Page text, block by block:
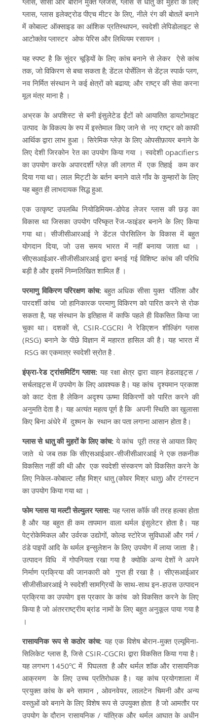
ग्लास, ग्लास इलेक्ट्रोड पीएच मीटर के लिए, नीले रंग की बोतलें बनाने
में कोबाल्ट ऑक्साइड का आंशिक प्रतिस्थापन, स्वदेशी लेपिडोलाइट से
आटोक्लेव प्लास्टर ओफ पेरिस और लिथियम रसायन ।
यह स्पष्ट है कि सुंदर चूड़ियों के लिए कांच बनाने से लेकर ऐसे कांच
तक, जो विकिरण से बचा सकता है; डेंटल पोर्सेलिन से डेंट्ल स्पार्क प्लग,
नव निर्मित संस्थान ने कई क्षेत्रों को बढाया; और राष्ट्र की सेवा करना
मूल मंत्र माना है ।
अभ्रक के अपशिस्ट से बनी इंसुलेटेड ईंटों को आयातित डायटोमाइट
उत्पाद के विकल्प के रुप में इस्तेमाल किए जाने से नए राष्ट्र को काफी
आर्थिक द्वारा लाभ हुआ । सिरेमिक ग्लेज़ के लिए ओपसीफ़ायर बनाने के
लिए देशी जिरकोन रेत का उपयोग किया गया । स्वदेशी opacifiers
का उपयोग करके अपारदर्शी ग्लेज़ की लागत में एक तिहाई कम कर
दिया गया था। लाल मिट्टी के बर्तन बनाने वाले गाँव के कुम्हारों के लिए
यह बहुत ही लाभदायक सिद्ध हुआ.
एक उत्कृष्ट उपलब्धि नियोडिमियम-डोपेड लेजर ग्लास की छड़ का
विकास था जिसका उपयोग परिष्कृत रेंज-फाइंडर बनाने के लिए किया
गया था। सीजीसीआरआई ने डेंटल पोरसिलिन के विकास में बहुत
योगदान दिया, जो उस समय भारत में नहीं बनाया जाता था ।
सीएसआईआर-सीजीसीआरआई द्वारा बनाई गई विशिष्ट कांच की परिधि
बड़ी है और इसमें निम्नलिखित शामिल हैं ।
परमाणु विकिरण परिरक्षण कांच: बहुत अधिक सीसा युक्त पॉलिश और
पारदर्शी कांच जो हानिकारक परमाणु विकिरण को पारित करने से रोक
सकता है, यह संस्थान के इतिहास में काफि पहले ही विकसित किया जा
चुका था। दशकों से, CSIR-CGCRI ने रेडिएशन शील्डिंग ग्लास
(RSG) बनाने के पीछे विज्ञान में महारत हासिल की है। यह भारत में
RSG का एकमात्र स्वदेशी स्रोत है .
इंफ्रा-रेड ट्रांसमिटिंग ग्लास: यह रक्षा क्षेत्र द्वारा वाहन हेडलाइट्स /
सर्चलाइट्स में उपयोग के लिए आवश्यक है। यह कांच दृश्यमान प्रकाश
को काट देता है लेकिन अदृश्य ऊष्मा विकिरणों को पारित करने की
अनुमति देता है। यह अत्यंत महत्व पूर्ण है कि अपनी स्थिति का खुलासा
किए बिना अंधेरे में दुश्मन के स्थान का पता लगाना आसान होता है।
ग्लास से धातु की मुहरों के लिए कांच: ये कांच पूरी तरह से आयात किए
जाते थे जब तक कि सीएसआईआर-सीजीसीआरआई ने एक तकनीक
विकसित नहीं की थी और एक स्वदेशी संस्करण को विकसित करने के
लिए निकेल-कोबाल्ट लौह मिश्र धातु (कोवर मिश्र धातु) और टंगस्टन
का उपयोग किया गया था ।
फोम ग्लास या मल्टी सेल्युलर ग्लास: यह ग्लास कॉर्क की तरह हल्का होता
है और यह बहुत ही कम तापमान वाला थर्मल इंसुलेटर होता है। यह
पेट्रोकेमिकल और उर्वरक उद्योगों, कोल्ड स्टोरेज सुविधाओं और गर्म /
ठंडे पाइपों आदि के थर्मल इन्सुलेशन के लिए उपयोग में लाया जाता है।
उत्पादन विधि में गोपनियता रखा गया है क्योकि अन्य देशों ने अपने
निर्माण प्रक्रिया की जानकारी को गुप्त ही रखा है । सीएसआईआर
सीजीसीआरआई ने स्वदेशी सामग्रियों के साथ-साथ इन-हाउस उत्पादन
प्रक्रिया का उपयोग इस प्रकार के कांच को विकसित करने के लिए
किया है जो अंतरराष्ट्रीय ब्रांड नामों के लिए बहुत अनुकूल पाया गया है
।
रासायनिक रूप से कठोर कांच: यह एक विशेष बोरान-मुक्त एल्यूमिना-
सिलिकेट ग्लास है, जिसे CSIR-CGCRI द्वारा विकसित किया गया है।
यह लगभग 1450ºC में पिघलता है और थर्मल शॉक और रासायनिक
आक्रमण के लिए उच्च प्रतिरोधक है। यह कांच प्रयोगशाला में
प्रयुक्त कांच के बने सामान , ओवनवेयर, लालटेन चिमनी और अन्य
वस्तुओं को बनाने के लिए विशेष रूप से उपयुक्त होता है जो आमतौर पर
उपयोग के दौरान रासायनिक / यांत्रिक और थर्मल आघात के अधीन